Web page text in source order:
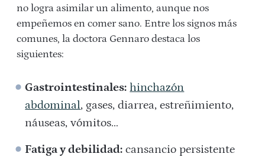
no logra asimilar un alimento, aunque nos
empeñemos en comer sano. Entre los signos más
comunes, la doctora Gennaro destaca los
siguientes:
Gastrointestinales: hinchazón
abdominal, gases, diarrea, estreñimiento,
náuseas, vómitos…
Fatiga y debilidad: cansancio persistente